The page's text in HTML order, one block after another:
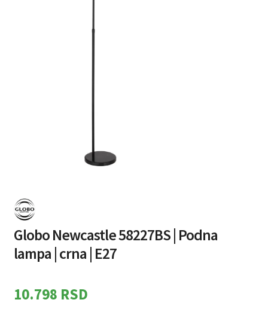
Globo Newcastle 58227BS | Podna
lampa | crna | E27
10.798 RSD